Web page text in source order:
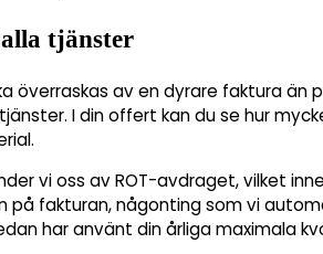
tjänster
överraskas av en dyrare faktura
I din offert kan du se hur
vi oss av ROT-avdraget, vilket
på fakturan, någonting som vi
har använt din årliga maximala